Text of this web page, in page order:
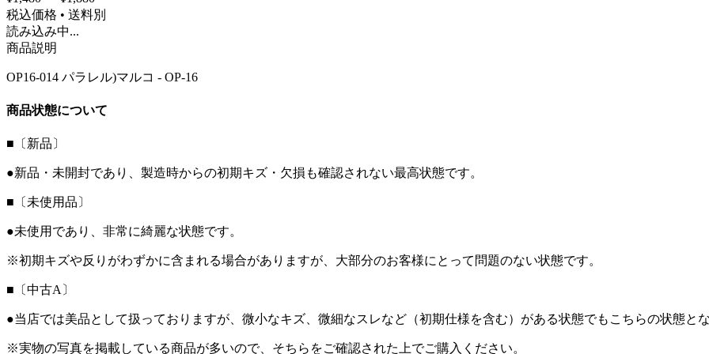
税込価格 • 送料別
読み込み中...
商品説明
OP16-014 パラレル)マルコ - OP-16
商品状態について
■〔新品〕
●新品・未開封であり、製造時からの初期キズ・欠損も確認されない最高状態です。
■〔未使用品〕
●未使用であり、非常に綺麗な状態です。
※初期キズや反りがわずかに含まれる場合がありますが、大部分のお客様にとって問題のない状態です。
■〔中古A〕
●当店では美品として扱っておりますが、微小なキズ、微細なスレなど（初期仕様を含む）がある状態でもこちらの状態と
※実物の写真を掲載している商品が多いので、そちらをご確認された上でご購入ください。